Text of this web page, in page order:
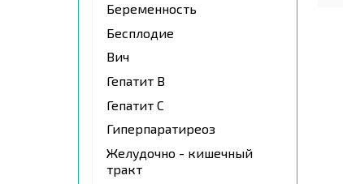
Беременность
Бесплодие
Вич
Гепатит В
Гепатит С
Гиперпаратиреоз
Желудочно - кишечный
тракт